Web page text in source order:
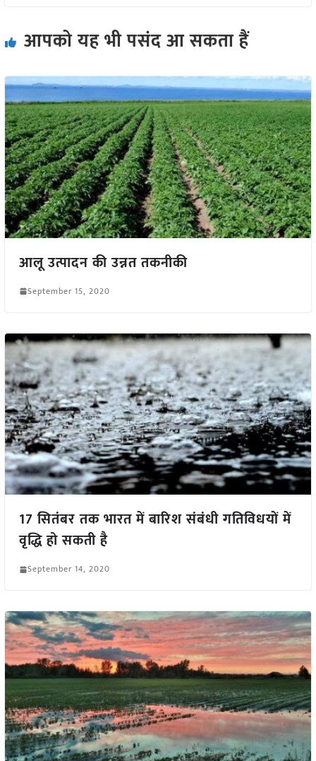
आपको यह भी पसंद आ सकता हैं
आलू उत्पादन की उन्नत तकनीकी
September 15, 2020
17 सितंबर तक भारत में बारिश संबंधी गतिविधयों में
वृद्धि हो सकती है
September 14, 2020